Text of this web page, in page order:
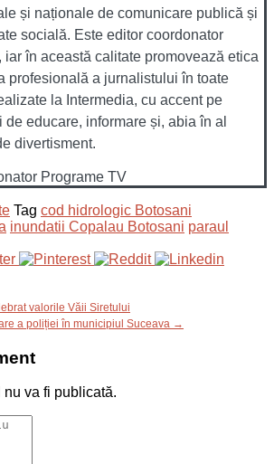
și naționale de comunicare publică și
socială. Este editor coordonator
iar în această calitate promovează etica
profesională a jurnalistului în toate
la Intermedia, cu accent pe
de educare, informare și, abia în al
divertisment.
Programe TV
Tag cod hidrologic Botosani
inundatii Copalau Botosani paraul
valorile Văii Siretului
a poliției în municipiul Suceava →
va fi publicată.